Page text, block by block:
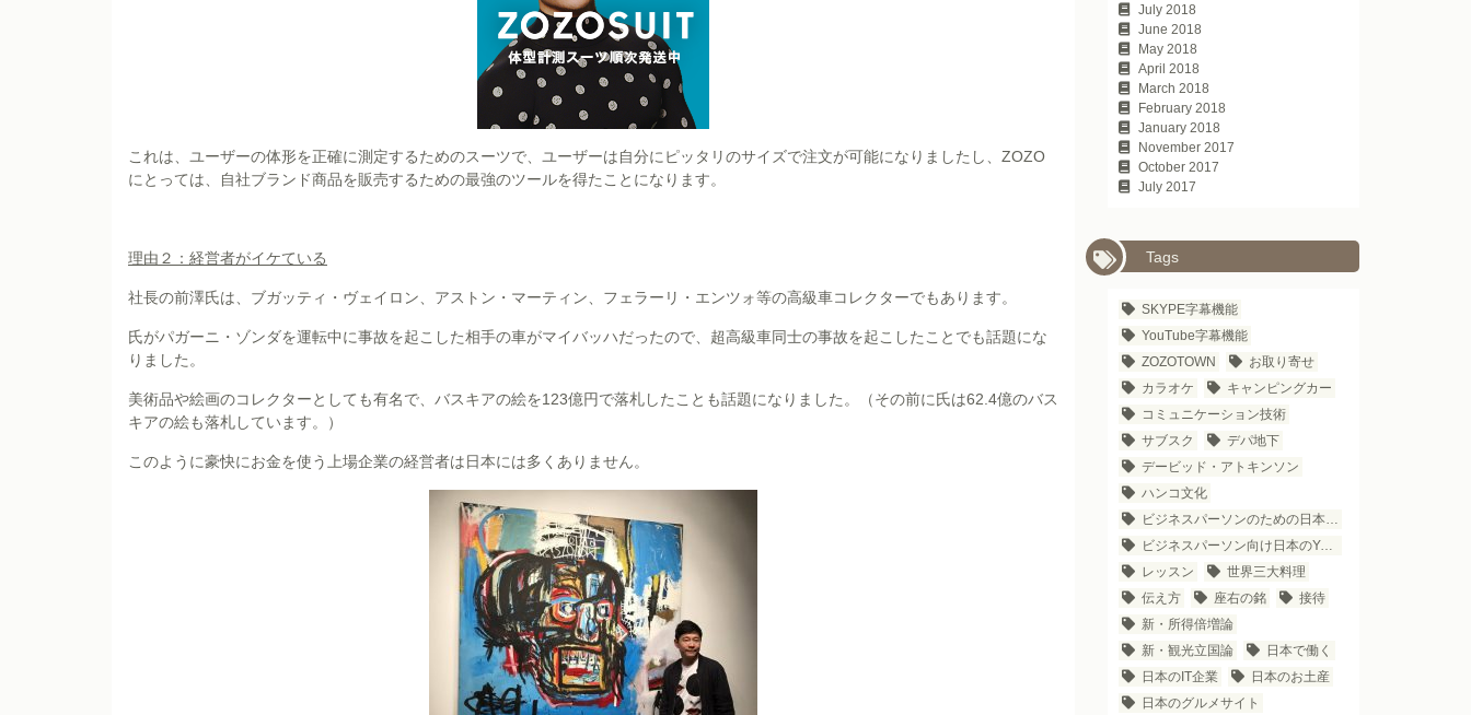
これは、ユーザーの体形を正確に測定するためのスーツで、ユーザーは自分にピッタリのサイズで注文が可能になりましたし、ZOZO
にとっては、自社ブランド商品を販売するための最強のツールを得たことになります。
理由２：経営者がイケている
社長の前澤氏は、ブガッティ・ヴェイロン、アストン・マーティン、フェラーリ・エンツォ等の高級車コレクターでもあります。
氏がパガーニ・ゾンダを運転中に事故を起こした相手の車がマイバッハだったので、超高級車同士の事故を起こしたことでも話題にな
りました。
美術品や絵画のコレクターとしても有名で、バスキアの絵を123億円で落札したことも話題になりました。（その前に氏は62.4億のバス
キアの絵も落札しています。）
このように豪快にお金を使う上場企業の経営者は日本には多くありません。
July 2018
June 2018
May 2018
April 2018
March 2018
February 2018
January 2018
November 2017
October 2017
July 2017
Tags
SKYPE字幕機能
YouTube字幕機能
ZOZOTOWN
お取り寄せ
カラオケ
キャンピングカー
コミュニケーション技術
サブスク
デパ地下
デービッド・アトキンソン
ハンコ文化
ビジネスパーソンのための日本語学習法
ビジネスパーソン向け日本のYouTubeチャンネル
レッスン
世界三大料理
伝え方
座右の銘
接待
新・所得倍増論
新・観光立国論
日本で働く
日本のIT企業
日本のお土産
日本のグルメサイト